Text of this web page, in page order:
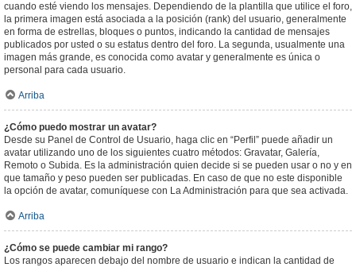
cuando esté viendo los mensajes. Dependiendo de la plantilla que utilice el foro,
la primera imagen está asociada a la posición (rank) del usuario, generalmente
en forma de estrellas, bloques o puntos, indicando la cantidad de mensajes
publicados por usted o su estatus dentro del foro. La segunda, usualmente una
imagen más grande, es conocida como avatar y generalmente es única o
personal para cada usuario.
Arriba
¿Cómo puedo mostrar un avatar?
Desde su Panel de Control de Usuario, haga clic en “Perfil” puede añadir un
avatar utilizando uno de los siguientes cuatro métodos: Gravatar, Galería,
Remoto o Subida. Es la administración quien decide si se pueden usar o no y en
que tamaño y peso pueden ser publicadas. En caso de que no este disponible
la opción de avatar, comuníquese con La Administración para que sea activada.
Arriba
¿Cómo se puede cambiar mi rango?
Los rangos aparecen debajo del nombre de usuario e indican la cantidad de